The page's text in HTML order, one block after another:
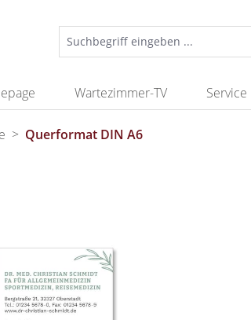
Wartezimmer-TV Service
> Querformat DIN A6